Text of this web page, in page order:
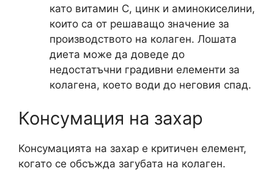
като витамин С, цинк и аминокиселини,
които са от решаващо значение за
производството на колаген. Лошата
диета може да доведе до
недостатъчни градивни елементи за
колагена, което води до неговия спад.
Консумация на захар
Консумацията на захар е критичен елемент,
когато се обсъжда загубата на колаген.